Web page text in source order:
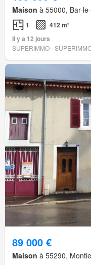
Maison à 55000, Bar-
1
412 m²
Il y a 12 jours
SUPERIMMO -
89 000 €
Maison à 55290,